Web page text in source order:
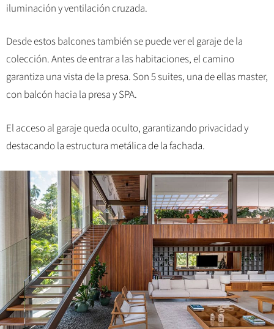
iluminación y ventilación cruzada.
Desde estos balcones también se puede ver el garaje de la
colección. Antes de entrar a las habitaciones, el camino
garantiza una vista de la presa. Son 5 suites, una de ellas master,
con balcón hacia la presa y SPA.
El acceso al garaje queda oculto, garantizando privacidad y
destacando la estructura metálica de la fachada.